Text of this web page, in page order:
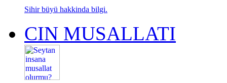
Sihir büyü hakkinda bilgi.
CIN MUSALLATI